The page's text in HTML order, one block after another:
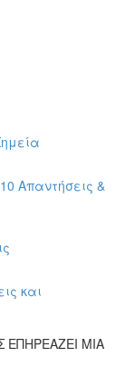
Απαντήσεις &
και
ΜΙΑ